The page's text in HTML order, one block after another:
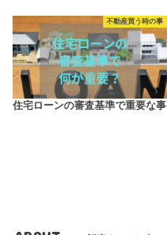
不動産買う時の事
住宅ローンの審査基準で重要な事